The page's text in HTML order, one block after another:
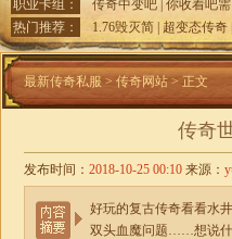
职业卡组：
传奇中变吧 你收着吧需
热门推荐：
1.76毁灭简 超变态传奇
最新传奇私服 > 传奇网站 > 正文
传奇
发布时间： 2018-10-25 00:10 来源：
好玩的复古传奇看看水
双头血魔问题……想说